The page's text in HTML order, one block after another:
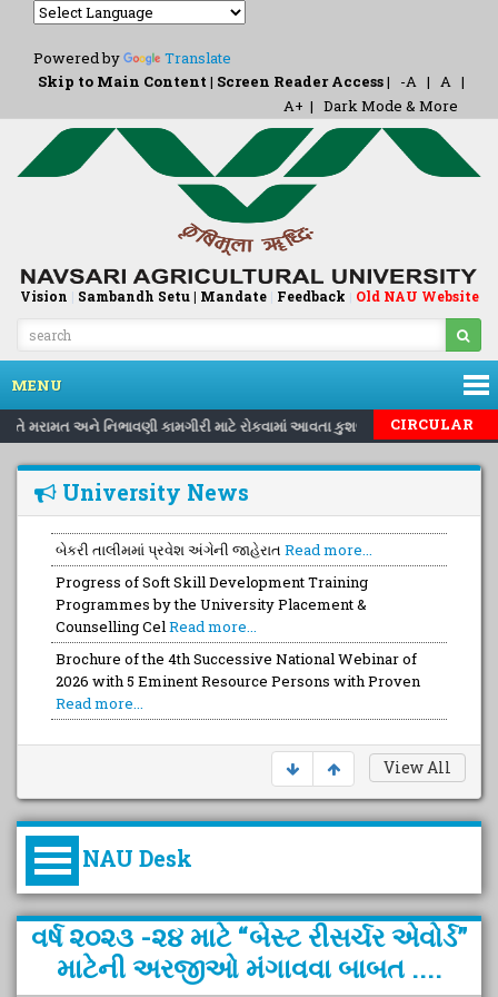
Powered by
Translate
Skip to Main Content | Screen Reader Access| -A | A |
A+ | Dark Mode & More
Vision | Sambandh Setu | Mandate| Feedback | Old NAU Website
MENU
મરામત અને નિભાવણી કામગીરી માટે રોકવામાં આવતા કુશળ, અર્ઘકુશળ, બિનકુશળ
CIRCULAR
University News
બેકરી તાલીમમાં પ્રવેશ અંગેની જાહેરાત Read more...
Progress of Soft Skill Development Training
Programmes by the University Placement &
Counselling Cel Read more...
Brochure of the 4th Successive National Webinar of
2026 with 5 Eminent Resource Persons with Proven
Read more...
View All
NAU Desk
કુલપતિની પરિવર્તનકારી પહેલનું
વિહંગાવલોકન (ઓક્ટોબર ૨૦૨૦-૨૦૨૫)
વર્ષ ૨૦૨૩ -૨૪ માટે “બેસ્ટ રીસર્ચર એવોર્ડ”
માટેની અરજીઓ મંગાવવા બાબત ....